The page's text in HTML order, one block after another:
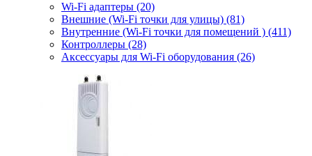
Wi-Fi адаптеры (20)
Внешние (Wi-Fi точки для улицы) (81)
Внутренние (Wi-Fi точки для помещений ) (411)
Контроллеры (28)
Аксессуары для Wi-Fi оборудования (26)